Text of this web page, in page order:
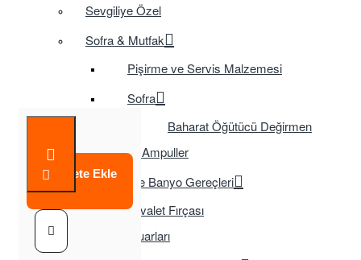
Sevgiliye Özel
Sofra & Mutfak
Pişirme ve Servis Malzemesi
Sofra
Baharat Öğütücü Değirmen
Tasarruflu Ampuller
Temizlik ve Banyo Gereçleri
Tuvalet Fırçası
TV Aksesuarları
Sepete Ekle